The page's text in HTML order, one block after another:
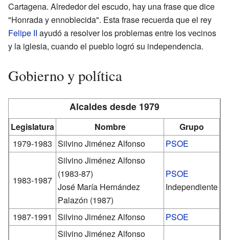
Cartagena. Alrededor del escudo, hay una frase que dice
"Honrada y ennoblecida". Esta frase recuerda que el rey
Felipe II ayudó a resolver los problemas entre los vecinos
y la iglesia, cuando el pueblo logró su independencia.
Gobierno y política
Alcaldes desde 1979
Legislatura Nombre
Grupo
1979-1983 Silvino Jiménez Alfonso PSOE
1983-1987
Silvino Jiménez Alfonso
(1983-87)
José María Hernández
Palazón (1987)
PSOE
Independiente
1987-1991 Silvino Jiménez Alfonso PSOE
Silvino Jiménez Alfonso